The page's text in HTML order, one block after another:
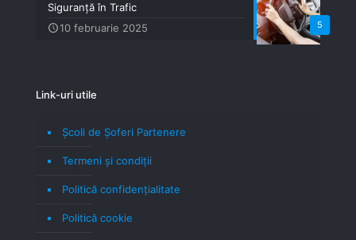
5
Siguranță în Trafic
10 februarie 2025
Link-uri utile
Școli de Șoferi Partenere
Termeni şi condiţii
Politică confidenţialitate
Politică cookie